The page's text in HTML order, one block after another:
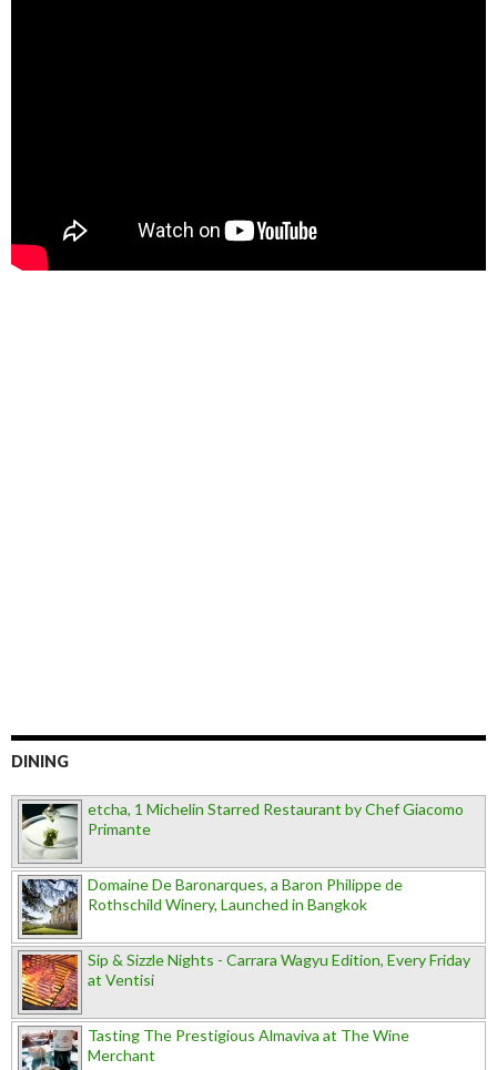
DINING
etcha, 1 Michelin Starred Restaurant by Chef Giacomo
Primante
Domaine De Baronarques, a Baron Philippe de
Rothschild Winery, Launched in Bangkok
Sip & Sizzle Nights - Carrara Wagyu Edition, Every Friday
at Ventisi
Tasting The Prestigious Almaviva at The Wine
Merchant